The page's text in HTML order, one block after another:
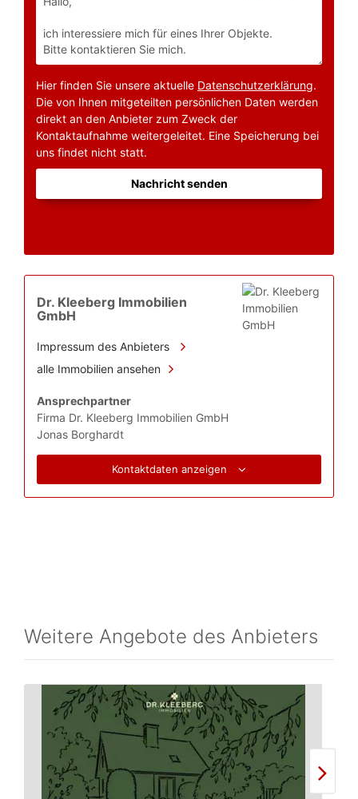
Hier finden Sie unsere aktuelle Datenschutzerklärung.
Die von Ihnen mitgeteilten persönlichen Daten werden
direkt an den Anbieter zum Zweck der
Kontaktaufnahme weitergeleitet. Eine Speicherung bei
uns findet nicht statt.
Nachricht senden
Dr. Kleeberg Immobilien
GmbH
Impressum des Anbieters
alle Immobilien ansehen
Ansprechpartner
Firma Dr. Kleeberg Immobilien GmbH
Jonas Borghardt
Kontaktdaten anzeigen
Weitere Angebote des Anbieters